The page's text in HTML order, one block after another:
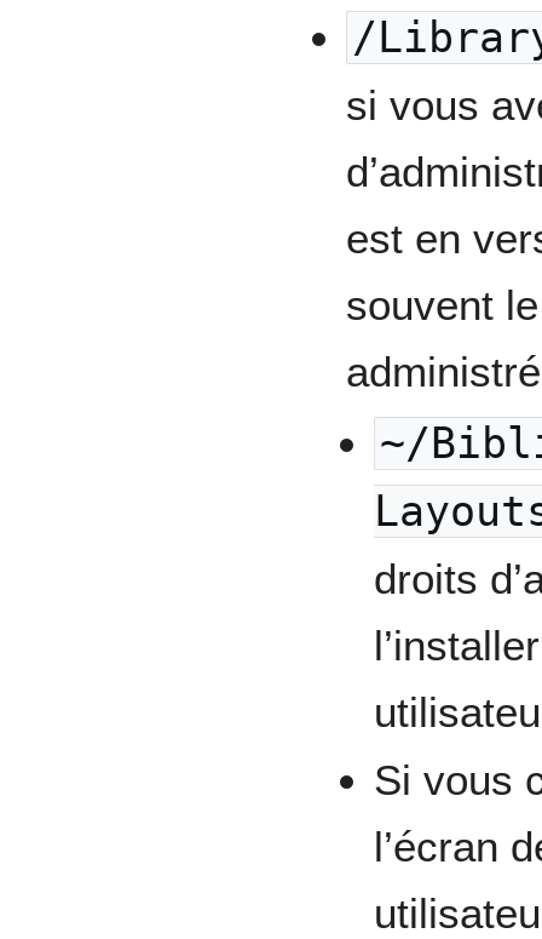
/
si vous
est en
souvent
~/
droits
Si vous
l’écran